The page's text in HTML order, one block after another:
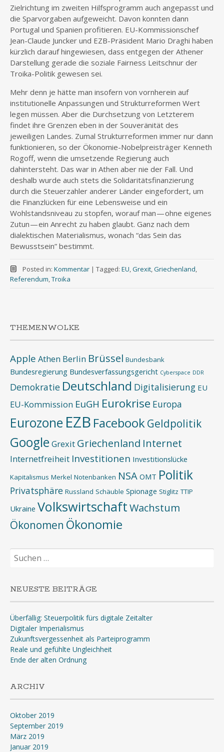
Zielrichtung im zweiten Hilfsprogramm auch angepasst und
die Sparvorgaben aufgeweicht. Davon konnten dann
Portugal und Spanien profitieren. EU-Kommissionschef
Jean-Claude Juncker und EZB-Präsident Mario Draghi haben
kürzlich darauf hingewiesen, dass entgegen der Athener
Darstellung gerade die soziale Fairness Leitschnur der
Troika-Politik gewesen sei.
Mehr denn je hätte man insofern von vornherein auf
institutionelle Anpassungen und Strukturreformen Wert
legen müssen. Aber die Durchsetzung von Letzterem
findet ihre Grenzen eben in der Souveränität des
jeweiligen Landes. Zumal Strukturreformen immer nur dann
funktionieren, so der Ökonomie-Nobelpreisträger Kenneth
Rogoff, wenn die umsetzende Regierung auch
dahintersteht. Das war in Athen aber nie der Fall. Und
deshalb wurde auch stets die Solidaritätsfinanzierung
durch die Steuerzahler anderer Länder eingefordert, um
die Finanzlücken für eine Lebensweise und ein
Wohlstandsniveau zu stopfen, worauf man — ohne eigenes
Zutun — ein Anrecht zu haben glaubt. Ganz nach dem
dialektischen Materialismus, wonach “das Sein das
Bewusstsein” bestimmt.
Posted in: Kommentar | Tagged: EU,Grexit,Griechenland,
Referendum,Troika
THEMENWOLKE
Apple Athen Berlin Brüssel Bundesbank
Bundesregierung Bundesverfassungsgericht Cyberspace DDR
Demokratie Deutschland Digitalisierung EU
EU-Kommission EuGH Eurokrise Europa
Eurozone EZB FacebookGeldpolitik
Google Grexit Griechenland Internet
Internetfreiheit Investitionen Investitionslücke
Kapitalismus Merkel Notenbanken NSA OMT Politik
Privatsphäre Russland Schäuble Spionage Stiglitz TTIP
Ukraine VolkswirtschaftWachstum
Ökonomen Ökonomie
Suchen
nach:
NEUESTE BEITRÄGE
Überfällig: Steuerpolitik fürs digitale Zeitalter
Digitaler Imperialismus
Zukunftsvergessenheit als Parteiprogramm
Reale und gefühlte Ungleichheit
Ende der alten Ordnung
ARCHIV
Oktober 2019
September 2019
März 2019
Januar 2019